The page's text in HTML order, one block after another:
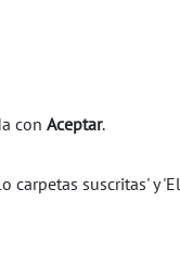
con Aceptar.